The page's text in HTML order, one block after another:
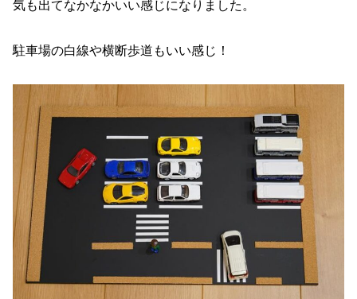
気も出てなかなかいい感じになりました。
駐車場の白線や横断歩道もいい感じ！